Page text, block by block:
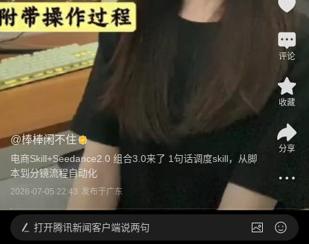
@棒棒闲不住
电商Skill+Seedance2.0 组合3.0来了 1句话调度skill，从脚
本到分镜流程自动化
2026-07-05 22:43 发布于广东
评论
收藏
分享
打开腾讯新闻客户端说两句